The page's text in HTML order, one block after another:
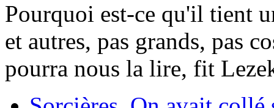
Pourquoi est-ce qu'il tient
et autres, pas grands, pas
pourra nous la lire, fit